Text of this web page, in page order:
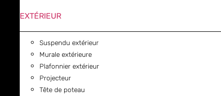
EXTÉRIEUR
Suspendu extérieur
Murale extérieure
Plafonnier extérieur
Projecteur
Tête de poteau